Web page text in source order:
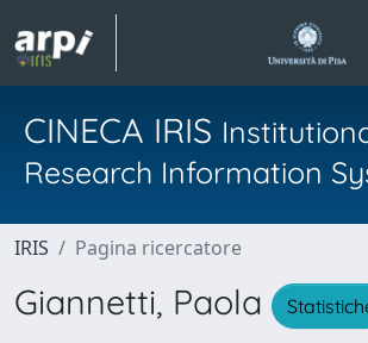
CINECA IRIS
Research Information
IRIS Pagina ricercatore
Giannetti, Paola